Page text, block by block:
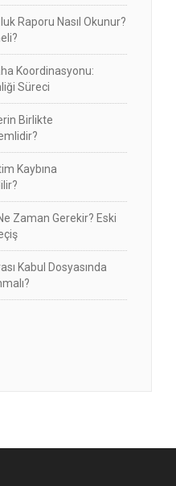
Raporu Nasıl Okunur?
Koordinasyonu:
Süreci
Birlikte
Kaybına
Zaman Gerekir? Eski
Kabul Dosyasında